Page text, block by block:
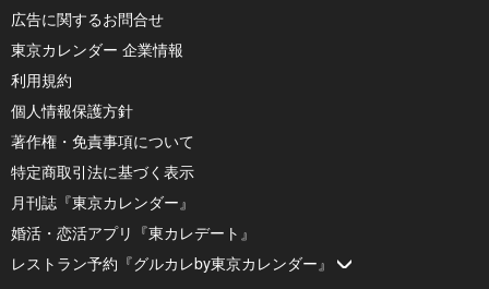
広告に関するお問合せ
東京カレンダー 企業情報
利用規約
個人情報保護方針
著作権・免責事項について
特定商取引法に基づく表示
月刊誌『東京カレンダー』
婚活・恋活アプリ『東カレデート』
レストラン予約『グルカレby東京カレンダー』